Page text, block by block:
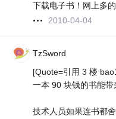
下载电子书！网上多的
2010-04-04
TzSword
[Quote=引用 3 楼
一本 90 块钱的书能带
技术人员如果连书都